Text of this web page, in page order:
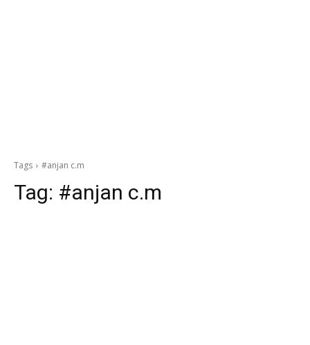
Tags #anjan c.m
Tag: #anjan c.m